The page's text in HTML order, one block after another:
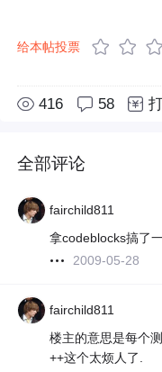
给本帖投票
416 58
全部评论
fairchild811
拿codeblocks搞了
2009-05-28
fairchild811
楼主的意思是每个
++这个太烦人了.